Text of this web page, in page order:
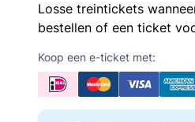
Losse treintickets
bestellen of een ticket
Koop een e-ticket met: